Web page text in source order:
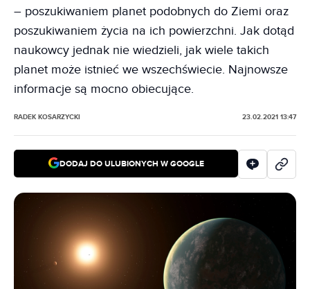
– poszukiwaniem planet podobnych do Ziemi oraz
poszukiwaniem życia na ich powierzchni. Jak dotąd
naukowcy jednak nie wiedzieli, jak wiele takich
planet może istnieć we wszechświecie. Najnowsze
informacje są mocno obiecujące.
RADEK KOSARZYCKI 23.02.2021 13:47
DODAJ DO ULUBIONYCH W GOOGLE